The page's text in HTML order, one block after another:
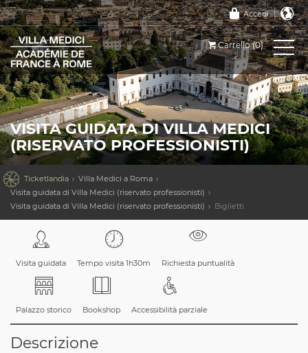
Accedi
Carrello (0)
VISITA GUIDATA DI VILLA MEDICI
(RISERVATO PROFESSIONISTI)
 Ticketlandia
Villa Medici a Roma
Visita guidata di Villa Medici (riservato professionisti)
Visita guidata di Villa Medici (riservato professionisti)
Biglietti
Visita guidata Tempo visita 1h30m Richiesta puntualità
Palazzo storico Bookshop Accessibilità parziale
Descrizione